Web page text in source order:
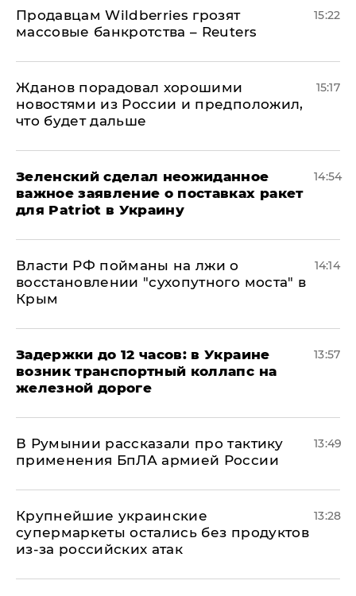
Продавцам Wildberries грозят
массовые банкротства – Reuters
15:22
Жданов порадовал хорошими
новостями из России и предположил,
что будет дальше
15:17
Зеленский сделал неожиданное
важное заявление о поставках ракет
для Patriot в Украину
14:54
Власти РФ пойманы на лжи о
восстановлении "сухопутного моста" в
Крым
14:14
Задержки до 12 часов: в Украине
возник транспортный коллапс на
железной дороге
13:57
В Румынии рассказали про тактику
применения БпЛА армией России
13:49
Крупнейшие украинские
супермаркеты остались без продуктов
из-за российских атак
13:28